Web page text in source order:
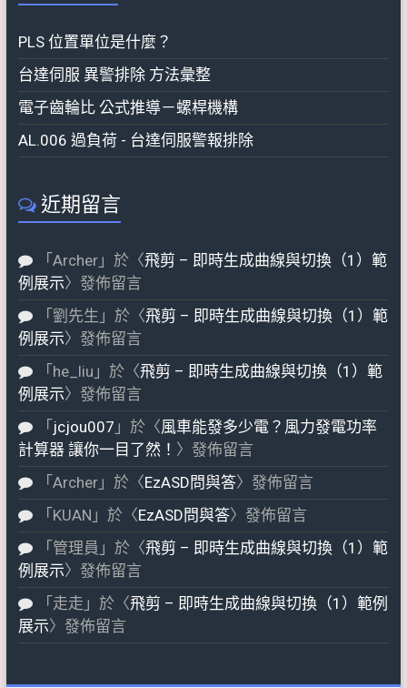
PLS 位置單位是什麼？
台達伺服 異警排除 方法彙整
電子齒輪比 公式推導－螺桿機構
AL.006 過負荷 - 台達伺服警報排除
近期留言
「 Archer」於〈飛剪 – 即時生成曲線與切換（1）範
例展示〉發佈留言
「 劉先生 」於〈飛剪 – 即時生成曲線與切換（1）範
例展示〉發佈留言
「 he_liu 」於〈飛剪 – 即時生成曲線與切換（1）範
例展示〉發佈留言
「 jcjou007 」於〈風車能發多少電？風力發電功率
計算器 讓你一目了然！ 〉發佈留言
「 Archer」於〈EzASD問與答〉發佈留言
「 KUAN 」於〈EzASD問與答〉發佈留言
「 管理員 」於〈飛剪 – 即時生成曲線與切換（1）範
例展示〉發佈留言
「 走走 」於〈飛剪 – 即時生成曲線與切換（1）範例
展示〉發佈留言